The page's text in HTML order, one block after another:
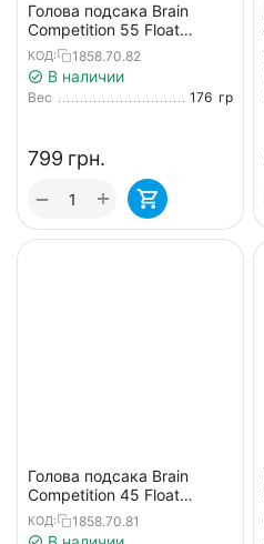
Голова подсака Brain
Competition 55 Float
45x55x35cm
КОД: 1858.70.82
В наличии
Вес 176 гр
‍799‍ грн.
+
−
Голова подсака Brain
Competition 45 Float
40x45x30cm
КОД: 1858.70.81